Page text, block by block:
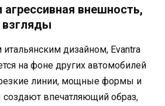
агрессивная внешность,
дизайном, Evantra
на фоне других автомобилей
резкие линии, мощные формы и
создают впечатляющий образ,